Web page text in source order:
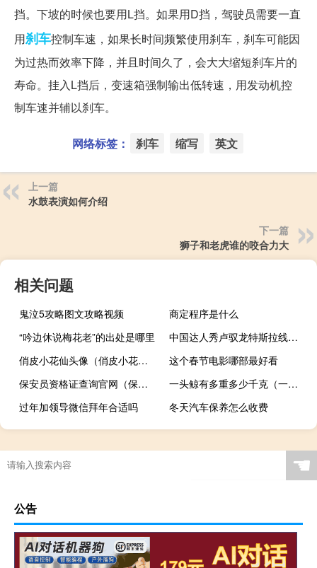
挡。下坡的时候也要用L挡。如果用D挡，驾驶员需要一直
用刹车控制车速，如果长时间频繁使用刹车，刹车可能因
为过热而效率下降，并且时间久了，会大大缩短刹车片的
寿命。挂入L挡后，变速箱强制输出低转速，用发动机控
制车速并辅以刹车。
网络标签： 刹车 缩写 英文
上一篇
水鼓表演如何介绍
下一篇
狮子和老虎谁的咬合力大
相关问题
鬼泣5攻略图文攻略视频
商定程序是什么
“吟边休说梅花老”的出处是哪里
中国达人秀卢驭龙特斯拉线圈视频（中国达人秀 卢驭龙）
俏皮小花仙头像（俏皮小花仙）
这个春节电影哪部最好看
保安员资格证查询官网（保安员资格证）
一头鲸有多重多少千克（一头鲸有多重）
过年加领导微信拜年合适吗
冬天汽车保养怎么收费
☚
公告